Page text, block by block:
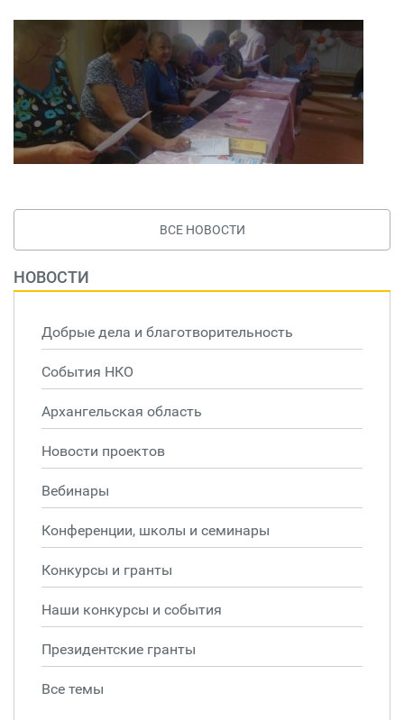
ВСЕ НОВОСТИ
НОВОСТИ
Добрые дела и благотворительность
События НКО
Архангельская область
Новости проектов
Вебинары
Конференции, школы и семинары
Конкурсы и гранты
Наши конкурсы и события
Президентские гранты
Все темы